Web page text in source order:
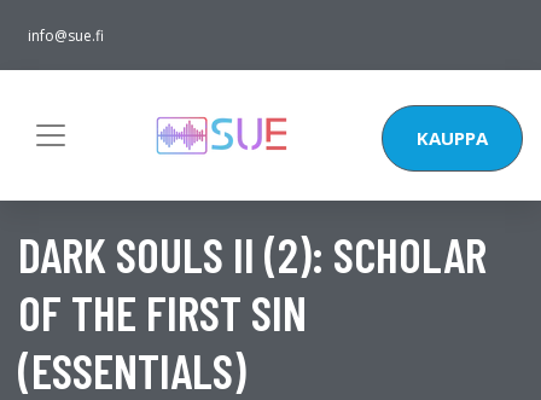
info@sue.fi
KAUPPA
DARK SOULS II (2): SCHOLAR
OF THE FIRST SIN
(ESSENTIALS)